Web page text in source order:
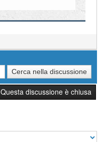
Questa discussione è chiusa